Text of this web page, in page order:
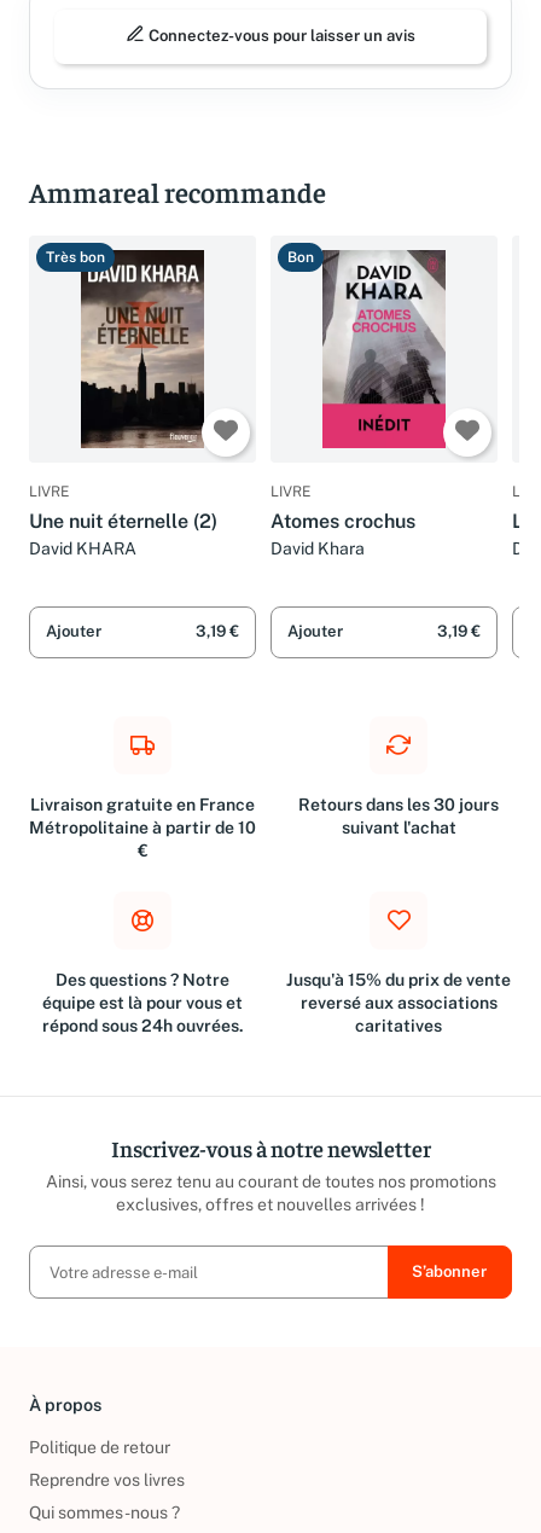
Connectez-vous pour laisser un avis
Ammareal recommande
Très bon
LIVRE
Une nuit éternelle (2)
David KHARA
Ajouter 3,19 €
Bon
LIVRE
Atomes crochus
David Khara
Ajouter 3,19 €
Livraison gratuite en France
Métropolitaine à partir de 10
€
Retours dans les 30 jours
suivant l'achat
Des questions ? Notre
équipe est là pour vous et
répond sous 24h ouvrées.
Jusqu'à 15% du prix de vente
reversé aux associations
caritatives
Inscrivez-vous à notre newsletter
Ainsi, vous serez tenu au courant de toutes nos promotions
exclusives, offres et nouvelles arrivées !
À propos
Politique de retour
Reprendre vos livres
Qui sommes-nous ?